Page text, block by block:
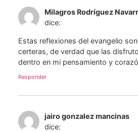
Milagros Rodríguez
dice:
Estas reflexiones del evangelio
certeras, de verdad que las
dentro en mi pensamiento y
Responder
jairo gonzalez mancinas
dice: